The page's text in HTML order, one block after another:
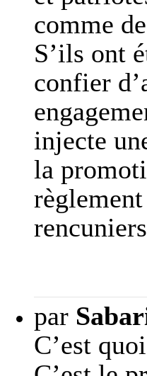
comme
S’ils ont
confier
injecte
la
par
C’est